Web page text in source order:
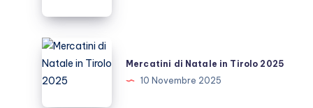
un
giorno
Mercatini
di
Natale
Mercatini di Natale in Tirolo 2025
10 Novembre 2025